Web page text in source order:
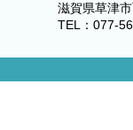
滋賀県草津
TEL：077-